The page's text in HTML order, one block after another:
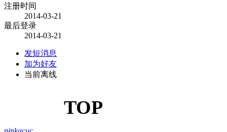
注册时间
2014-03-21
最后登录
2014-03-21
发短消息
加为好友
当前离线
TOP